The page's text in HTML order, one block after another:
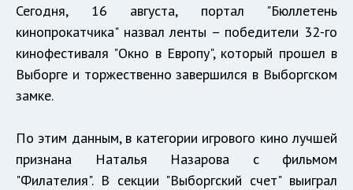
Сегодня, 16 августа, портал "Бюллетень
кинопрокатчика" назвал ленты – победители 32-го
кинофестиваля "Окно в Европу", который прошел в
Выборге и торжественно завершился в Выборгском
замке.
По этим данным, в категории игрового кино лучшей
признана Наталья Назарова с фильмом
"Филателия". В секции "Выборгский счет" выиграл